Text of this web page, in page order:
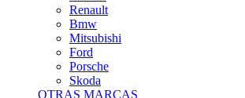
Renault
Bmw
Mitsubishi
Ford
Porsche
Skoda
OTRAS MARCAS